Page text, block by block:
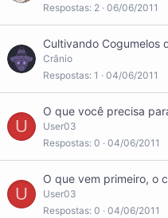
Respostas 2 06/06/2011
Cultivando Cogumelos
Crânio
Respostas 1 04/06/2011
U
O que você precisa
User03
Respostas 0 04/06/2011
U
O que vem primeiro, o
User03
Respostas 0 04/06/2011